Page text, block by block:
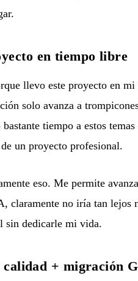
en tiempo libre
llevo este proyecto en
solo avanza a
bastante tiempo a estos
un proyecto profesional.
eso. Me permite
claramente no iría tan lejos
sin dedicarle mi vida.
+ migración